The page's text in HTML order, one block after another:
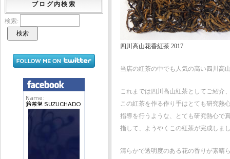
四川高山花香紅茶 2017
当店の紅茶の中でも人気の高い四川高
これまでは四川高山紅茶としてご紹介
この紅茶を作る作り手はとても研究熱
指導を行うような、とても研究熱心で
指して、ようやくこの紅茶が完成しま
清らかで透明度のある花の香りが素晴
ブログ内検索
検索: